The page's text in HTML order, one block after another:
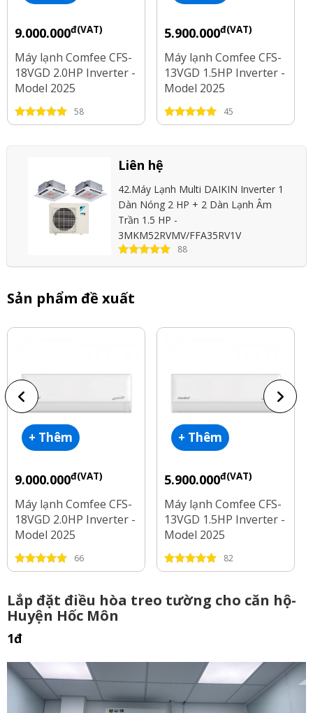
9.000.000đ(VAT)
Máy lạnh Comfee CFS-
18VGD 2.0HP Inverter -
Model 2025
58
5.900.000đ(VAT)
Máy lạnh Comfee CFS-
13VGD 1.5HP Inverter -
Model 2025
45
Liên hệ
42.Máy Lạnh Multi DAIKIN Inverter 1
Dàn Nóng 2 HP + 2 Dàn Lạnh Âm
Trần 1.5 HP -
3MKM52RVMV/FFA35RV1V
88
Sản phẩm đề xuất
+ Thêm
9.000.000đ(VAT)
Máy lạnh Comfee CFS-
18VGD 2.0HP Inverter -
Model 2025
66
+ Thêm
5.900.000đ(VAT)
Máy lạnh Comfee CFS-
13VGD 1.5HP Inverter -
Model 2025
82
Lắp đặt điều hòa treo tường cho căn hộ-
Huyện Hốc Môn
1đ